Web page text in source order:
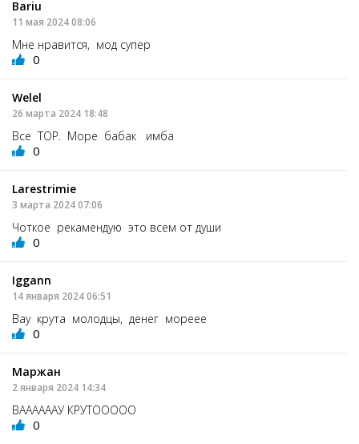
Bariu
11 мая 2024 08:06
Мне нравится, мод супер
0
Welel
26 марта 2024 18:48
Все ТОР. Море бабак имба
0
Larestrimie
3 марта 2024 07:06
Чоткое рекамендую это всем от души
0
Iggann
14 января 2024 06:51
Вау крута молодцы, денег мореее
0
Маржан
2 января 2024 14:34
ВААААААУ КРУТООООО
0